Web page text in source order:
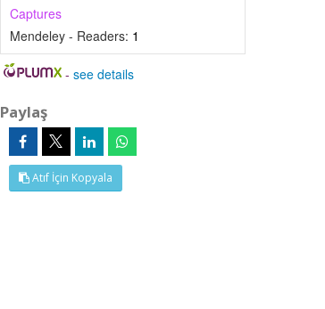
Captures
Mendeley - Readers: 1
-see details
Paylaş
Atıf İçin Kopyala